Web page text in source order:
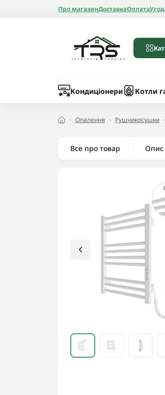
Про магазинДоставкаОплата
Кондиціонери Котли
Опалення Рушникосушки
Все про товар Опис